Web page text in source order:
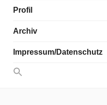
Profil
Archiv
Impressum/Datenschutz
Search
for: